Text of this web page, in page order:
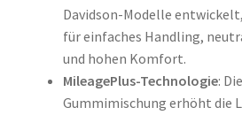
Davidson-Modelle
für einfaches Handling,
und hohen Komfort.
MileagePlus-Technologie:
Gummimischung erhöht die